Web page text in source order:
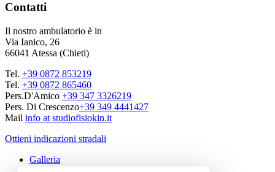
Contatti
Il nostro ambulatorio è in
Via Ianico, 26
66041 Atessa (Chieti)
Tel. +39 0872 853219
Tel. +39 0872 865460
Pers.D'Amico +39 347 3326219
Pers. Di Crescenzo+39 349 4441427
Mail info at studiofisiokin.it
Ottieni indicazioni stradali
Galleria